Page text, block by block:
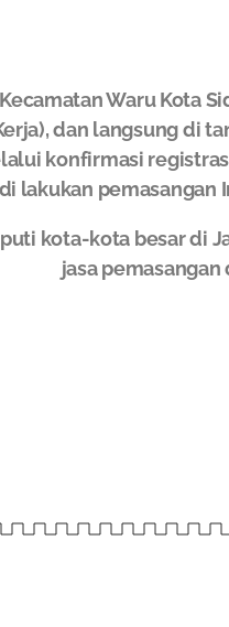
Waru Kota
dan langsung di
konfirmasi
lakukan pemasangan
kota-kota besar di
jasa